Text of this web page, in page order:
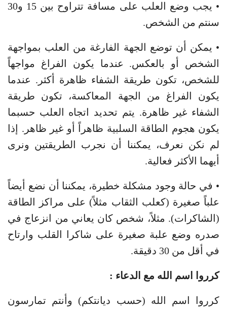
• يجب وضع العلب على مسافة تتراوح بين 15 و30
سنتم من الشخص.
• يمكن أن توضع الجهة الفارغة من العلب بمواجهة
الشخص أو بالعكس. عندما يكون الفراغ مواجهاً
للشخص، تكون طريقة الشفاء ظاهرة أكثر. عندما
يكون الفراغ من الجهة المعاكسة، تكون طريقة
الشفاء غير ظاهرة. يتم تحديد اتجاه العلب حسبما
يكون هجوم الطاقة السلبية ظاهراً أو غير ظاهر. إذا
لم نكن نعرف، يمكننا أن نجرب الطريقتين ونرى
أيهما الأكثر فعالية.
• في حالة وجود مشكلة خطيرة، يمكننا أن نضع أيضاً
علباً صغيرة (كعلب الثقاب مثلاً) على مراكز الطاقة
(الشاكرات). مثلاً، شخص كان يعاني من انزعاج في
صدره وضع علبة صغيرة على شاكرا القلب وارتاح
في أقل من 30 دقيقة.
كرروا اسم الله مع الدعاء :
كرروا اسم الله (حسب ديانتكم) وأنتم تمارسون